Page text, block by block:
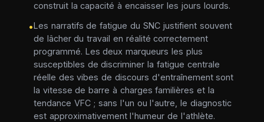
construit la capacité à encaisser les jours lourds.
•Les narratifs de fatigue du SNC justifient souvent
de lâcher du travail en réalité correctement
programmé. Les deux marqueurs les plus
susceptibles de discriminer la fatigue centrale
réelle des vibes de discours d'entraînement sont
la vitesse de barre à charges familières et la
tendance VFC ; sans l'un ou l'autre, le diagnostic
est approximativement l'humeur de l'athlète.